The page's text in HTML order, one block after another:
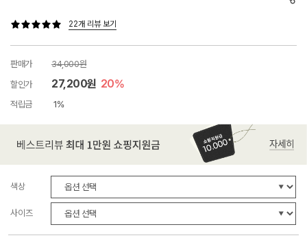
22개 리뷰 보기
판매가
34,000원
할인가
27,200원 20%
적립금 1%
색상
사이즈